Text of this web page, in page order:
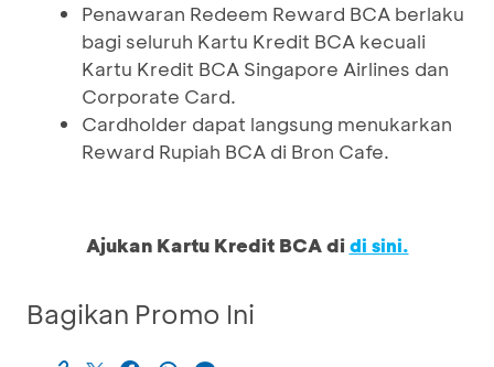
Penawaran Redeem Reward BCA berlaku
bagi seluruh Kartu Kredit BCA kecuali
Kartu Kredit BCA Singapore Airlines dan
Corporate Card.
Cardholder dapat langsung menukarkan
Reward Rupiah BCA di Bron Cafe.
Ajukan Kartu Kredit BCA didi sini.
Bagikan Promo Ini